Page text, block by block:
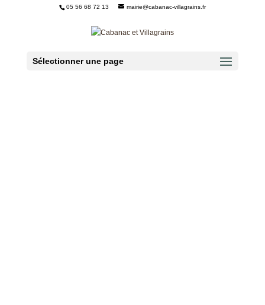
05 56 68 72 13 mairie@cabanac-villagrains.fr
Sélectionner une page